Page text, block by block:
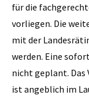
für die
vorliegen. Die
mit der
werden. Eine
nicht geplant.
ist angeblich im